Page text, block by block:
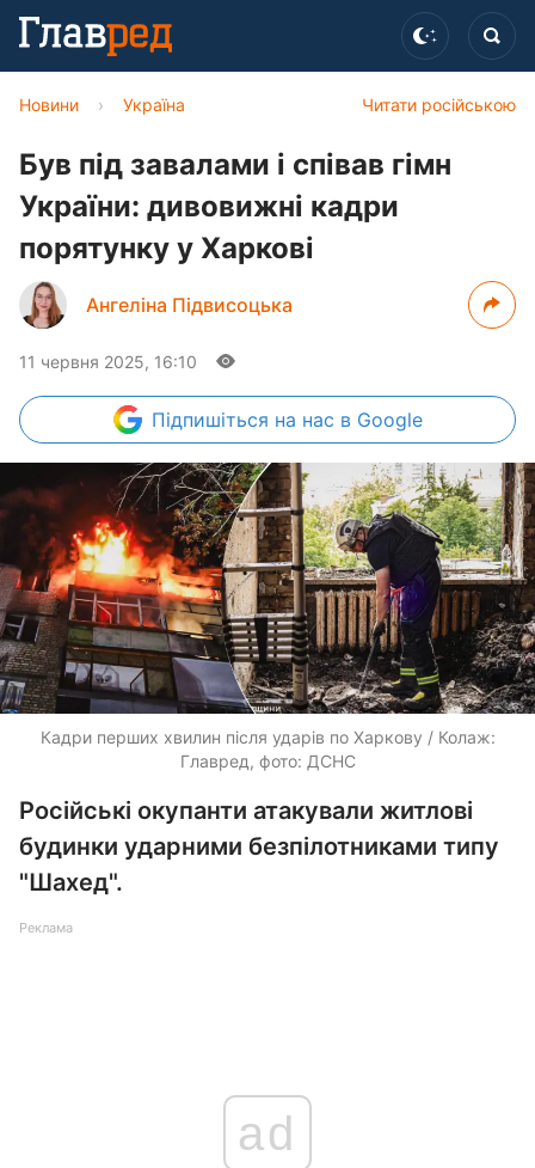
Читати російською
Новини › Україна
Був під завалами і співав гімн
України: дивовижні кадри
порятунку у Харкові
Ангеліна Підвисоцька
11 червня 2025, 16:10
Підпишіться на нас в Google
Кадри перших хвилин після ударів по Харкову / Колаж:
Главред, фото: ДСНС
Російські окупанти атакували житлові
будинки ударними безпілотниками типу
"Шахед".
Реклама
ad